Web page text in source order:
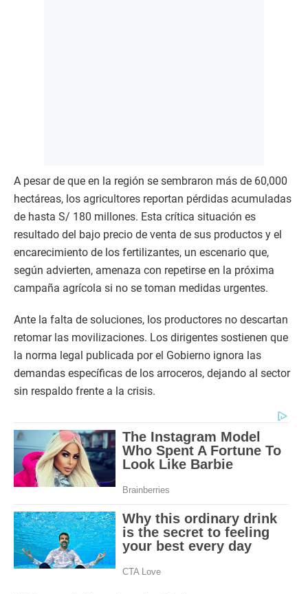
A pesar de que en la región se sembraron más de 60,000
hectáreas, los agricultores reportan pérdidas acumuladas
de hasta S/ 180 millones. Esta crítica situación es
resultado del bajo precio de venta de sus productos y el
encarecimiento de los fertilizantes, un escenario que,
según advierten, amenaza con repetirse en la próxima
campaña agrícola si no se toman medidas urgentes.
Ante la falta de soluciones, los productores no descartan
retomar las movilizaciones. Los dirigentes sostienen que
la norma legal publicada por el Gobierno ignora las
demandas específicas de los arroceros, dejando al sector
sin respaldo frente a la crisis.